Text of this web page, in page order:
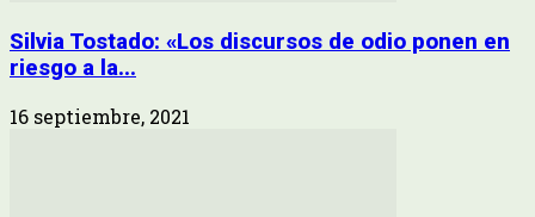
Silvia Tostado: «Los discursos de odio ponen en
riesgo a la...
16 septiembre, 2021